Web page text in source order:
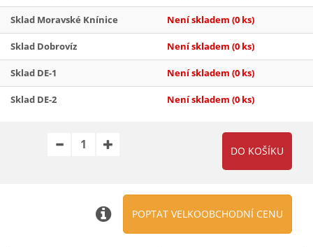
Sklad Moravské Knínice Není skladem (0 ks)
Sklad Dobrovíz Není skladem (0 ks)
Sklad DE-1 Není skladem (0 ks)
Sklad DE-2 Není skladem (0 ks)
POPTAT VELKOOBCHODNÍ CENU